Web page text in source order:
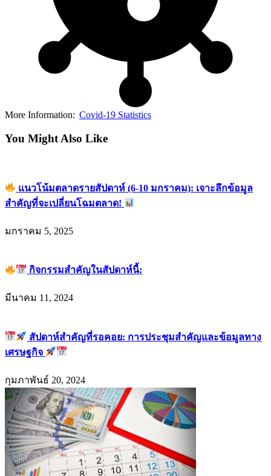
More Information: Covid-19 Statistics
You Might Also Like
แนวโน้มตลาดรายสัปดาห์ (6-10 มกราคม): เจาะลึกข้อมูล
สำคัญที่จะเปลี่ยนโฉมตลาด!
มกราคม 5, 2025
กิจกรรมสำคัญในสัปดาห์นี้:
มีนาคม 11, 2024
สัปดาห์สำคัญที่รอคอย: การประชุมสำคัญและข้อมูลทาง
เศรษฐกิจ
กุมภาพันธ์ 20, 2024